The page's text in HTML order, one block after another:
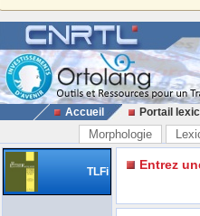
Accueil Portail
Morphologie
TLFi Entrez